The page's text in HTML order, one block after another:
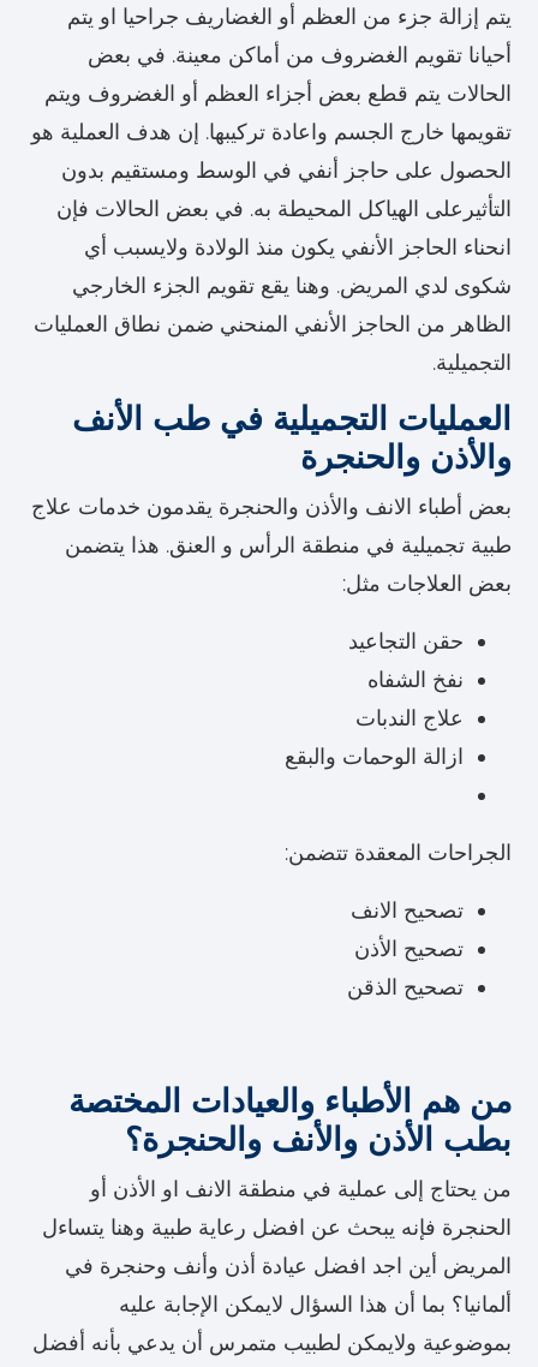
يتم إزالة جزء من العظم أو الغضاريف جراحيا او يتم
أحيانا تقويم الغضروف من أماكن معينة. في بعض
الحالات يتم قطع بعض أجزاء العظم أو الغضروف ويتم
تقويمها خارج الجسم واعادة تركيبها. إن هدف العملية هو
الحصول على حاجز أنفي في الوسط ومستقيم بدون
التأثيرعلى الهياكل المحيطة به. في بعض الحالات فإن
انحناء الحاجز الأنفي يكون منذ الولادة ولايسبب أي
شكوى لدي المريض. وهنا يقع تقويم الجزء الخارجي
الظاهر من الحاجز الأنفي المنحني ضمن نطاق العمليات
التجميلية.
العمليات التجميلية في طب الأنف
والأذن والحنجرة
بعض أطباء الانف والأذن والحنجرة يقدمون خدمات علاج
طبية تجميلية في منطقة الرأس و العنق. هذا يتضمن
بعض العلاجات مثل:
حقن التجاعيد
نفخ الشفاه
علاج الندبات
ازالة الوحمات والبقع
الجراحات المعقدة تتضمن:
تصحيح الانف
تصحيح الأذن
تصحيح الذقن
من هم الأطباء والعيادات المختصة
بطب الأذن والأنف والحنجرة؟
من يحتاج إلى عملية في منطقة الانف او الأذن أو
الحنجرة فإنه يبحث عن افضل رعاية طبية وهنا يتساءل
المريض أين اجد افضل عيادة أذن وأنف وحنجرة في
ألمانيا؟ بما أن هذا السؤال لايمكن الإجابة عليه
بموضوعية ولايمكن لطبيب متمرس أن يدعي بأنه أفضل